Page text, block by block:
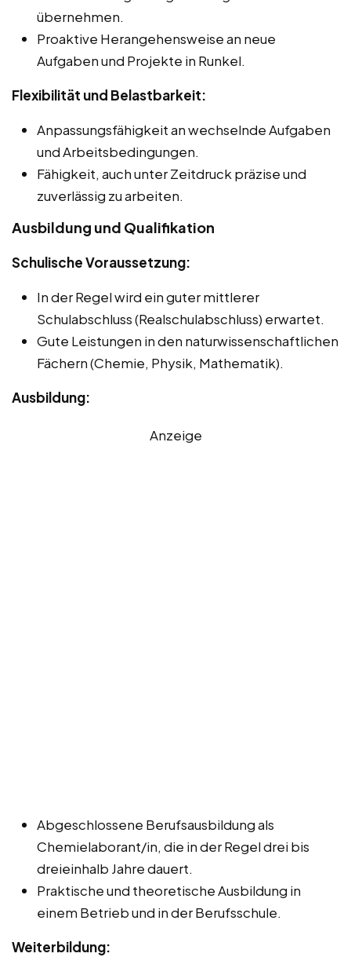
übernehmen.
Proaktive Herangehensweise an neue
Aufgaben und Projekte in Runkel.
Flexibilität und Belastbarkeit:
Anpassungsfähigkeit an wechselnde Aufgaben
und Arbeitsbedingungen.
Fähigkeit, auch unter Zeitdruck präzise und
zuverlässig zu arbeiten.
Ausbildung und Qualifikation
Schulische Voraussetzung:
In der Regel wird ein guter mittlerer
Schulabschluss (Realschulabschluss) erwartet.
Gute Leistungen in den naturwissenschaftlichen
Fächern (Chemie, Physik, Mathematik).
Ausbildung:
Anzeige
Abgeschlossene Berufsausbildung als
Chemielaborant/in, die in der Regel drei bis
dreieinhalb Jahre dauert.
Praktische und theoretische Ausbildung in
einem Betrieb und in der Berufsschule.
Weiterbildung: